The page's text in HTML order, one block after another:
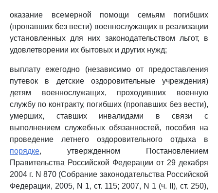
оказание всемерной помощи семьям погибших
(пропавших без вести) военнослужащих в реализации
установленных для них законодательством льгот, в
удовлетворении их бытовых и других нужд;
выплату ежегодно (независимо от предоставления
путевок в детские оздоровительные учреждения)
детям военнослужащих, проходивших военную
службу по контракту, погибших (пропавших без вести),
умерших, ставших инвалидами в связи с
выполнением служебных обязанностей, пособия на
проведение летнего оздоровительного отдыха в
порядке, утвержденном Постановлением
Правительства Российской Федерации от 29 декабря
2004 г. N 870 (Собрание законодательства Российской
Федерации, 2005, N 1, ст. 115; 2007, N 1 (ч. II), ст. 250),